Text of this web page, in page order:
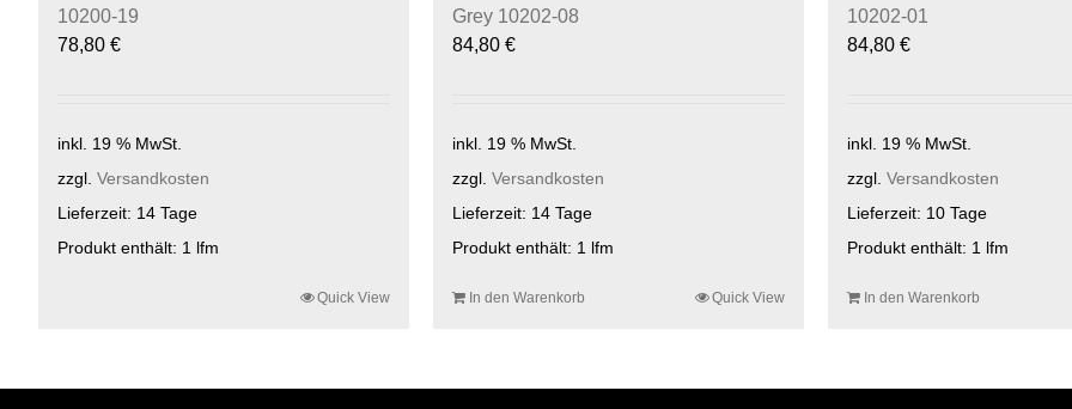
10200-19
78,80 €
inkl. 19 % MwSt.
zzgl. Versandkosten
Lieferzeit: 14 Tage
Produkt enthält: 1 lfm
Quick View
Grey 10202-08
84,80 €
inkl. 19 % MwSt.
zzgl. Versandkosten
Lieferzeit: 14 Tage
Produkt enthält: 1 lfm
In den Warenkorb Quick View
10202-01
84,80 €
inkl. 19 % MwSt.
zzgl. Versandkosten
Lieferzeit: 10 Tage
Produkt enthält: 1 lfm
In den Warenkorb